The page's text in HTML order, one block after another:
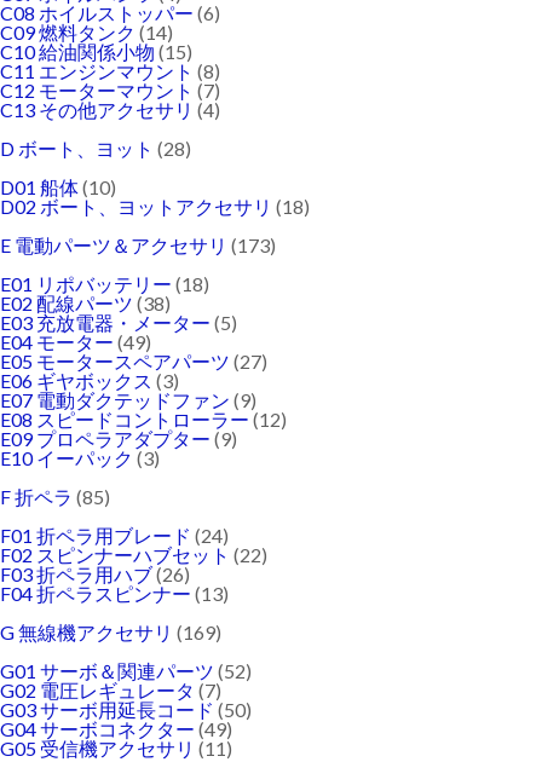
C08 ホイルストッパー (6)
C09 燃料タンク (14)
C10 給油関係小物 (15)
C11 エンジンマウント (8)
C12 モーターマウント (7)
C13 その他アクセサリ (4)
D ボート、ヨット (28)
D01 船体(10)
D02 ボート、ヨットアクセサリ (18)
E 電動パーツ＆アクセサリ (173)
E01 リポバッテリー (18)
E02 配線パーツ (38)
E03 充放電器・メーター (5)
E04 モーター (49)
E05 モータースペアパーツ (27)
E06 ギヤボックス (3)
E07 電動ダクテッドファン (9)
E08 スピードコントローラー (12)
E09 プロペラアダプター (9)
E10 イーパック (3)
F 折ペラ (85)
F01 折ペラ用ブレード (24)
F02 スピンナーハブセット (22)
F03 折ペラ用ハブ(26)
F04 折ペラスピンナー (13)
G 無線機アクセサリ (169)
G01 サーボ＆関連パーツ (52)
G02 電圧レギュレータ (7)
G03 サーボ用延長コード (50)
G04 サーボコネクター (49)
G05 受信機アクセサリ (11)